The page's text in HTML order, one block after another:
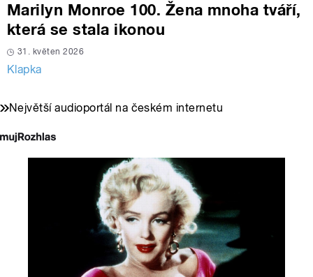
Marilyn Monroe 100. Žena mnoha tváří,
která se stala ikonou
31. květen 2026
Klapka
Největší audioportál na českém internetu